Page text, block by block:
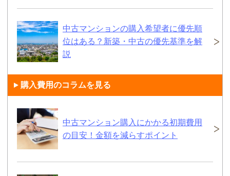
中古マンションの購入希望者に優先順
位はある？新築・中古の優先基準を解
説
購入費用のコラムを見る
中古マンション購入にかかる初期費用
の目安！金額を減らすポイント